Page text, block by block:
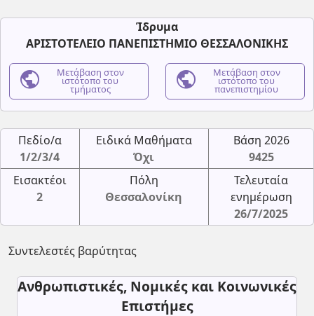
Ίδρυμα
ΑΡΙΣΤΟΤΕΛΕΙΟ ΠΑΝΕΠΙΣΤΗΜΙΟ ΘΕΣΣΑΛΟΝΙΚΗΣ
public Μετάβαση στον
ιστότοπο του
τμήματος public Μετάβαση στον
ιστότοπο του
πανεπιστημίου
Πεδίο/α
1/2/3/4
Ειδικά Μαθήματα
Όχι
Βάση 2026
9425
Εισακτέοι
2
Πόλη
Θεσσαλονίκη
Τελευταία
ενημέρωση
26/7/2025
Συντελεστές βαρύτητας
Ανθρωπιστικές, Νομικές και Κοινωνικές
Επιστήμες